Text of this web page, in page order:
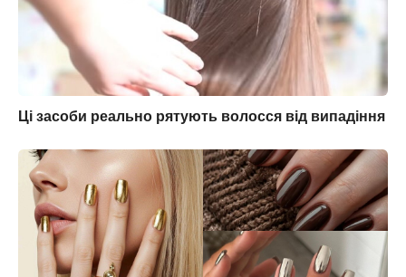
Ці засоби реально рятують волосся від випадіння